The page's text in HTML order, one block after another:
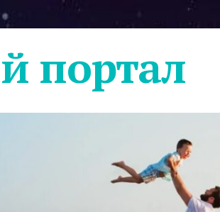
портал